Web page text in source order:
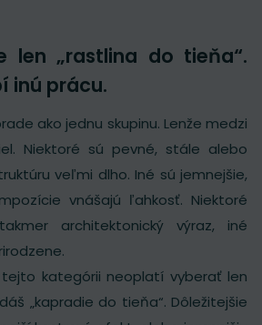
len „rastlina do tieňa“.
inú prácu.
ako jednu skupinu. Lenže medzi
Niektoré sú pevné, stále alebo
veľmi dlho. Iné sú jemnejšie,
vnášajú ľahkosť. Niektoré
architektonický výraz, iné
kategórii neoplatí vyberať len
„kapradie do tieňa“. Dôležitejšie